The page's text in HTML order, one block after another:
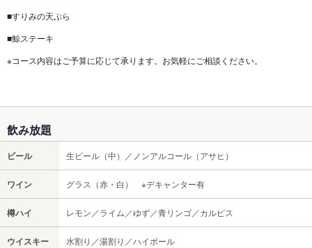
■すりみの天ぷら
■鯨ステーキ
※コース内容はご予算に応じて承ります。お気軽にご相談ください。
飲み放題
ビール 生ビール（中）／ノンアルコール（アサヒ）
ワイン グラス（赤・白） ※デキャンター有
樽ハイ レモン／ライム／ゆず／青リンゴ／カルピス
ウイスキー 水割り／湯割り／ハイボール